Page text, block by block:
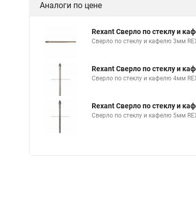
Аналоги по цене
Rexant Сверло по стеклу и
Сверло по стеклу и кафелю 3мм
Rexant Сверло по стеклу и
Сверло по стеклу и кафелю 4мм
Rexant Сверло по стеклу и
Сверло по стеклу и кафелю 5мм